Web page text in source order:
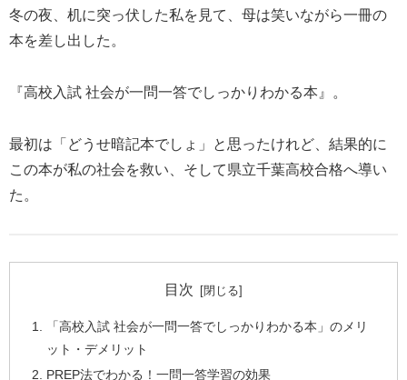
冬の夜、机に突っ伏した私を見て、母は笑いながら一冊の
本を差し出した。
『高校入試 社会が一問一答でしっかりわかる本』。
最初は「どうせ暗記本でしょ」と思ったけれど、結果的に
この本が私の社会を救い、そして県立千葉高校合格へ導い
た。
目次
「高校入試 社会が一問一答でしっかりわかる本」のメリ
ット・デメリット
PREP法でわかる！一問一答学習の効果